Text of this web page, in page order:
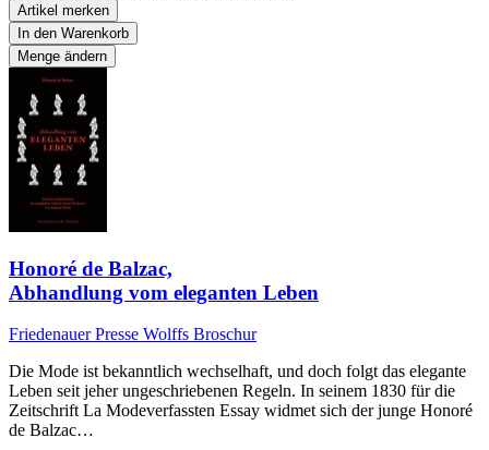
Artikel merken
In den Warenkorb
Menge ändern
Honoré de Balzac,
Abhandlung vom eleganten Leben
Friedenauer Presse Wolffs Broschur
Die Mode ist bekanntlich wechselhaft, und doch folgt das elegante
Leben seit jeher ungeschriebenen Regeln. In seinem 1830 für die
Zeitschrift La Modeverfassten Essay widmet sich der junge Honoré
de Balzac…